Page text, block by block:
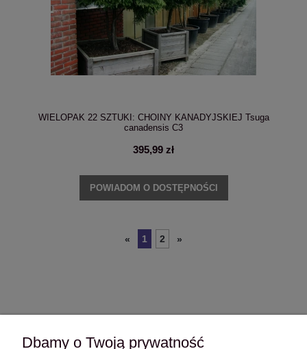
WIELOPAK 22 SZTUKI: CHOINY KANADYJSKIEJ Tsuga
canadensis C3
395,99 zł
POWIADOM O DOSTĘPNOŚCI
« 1 2 »
Dbamy o Twoją prywatność